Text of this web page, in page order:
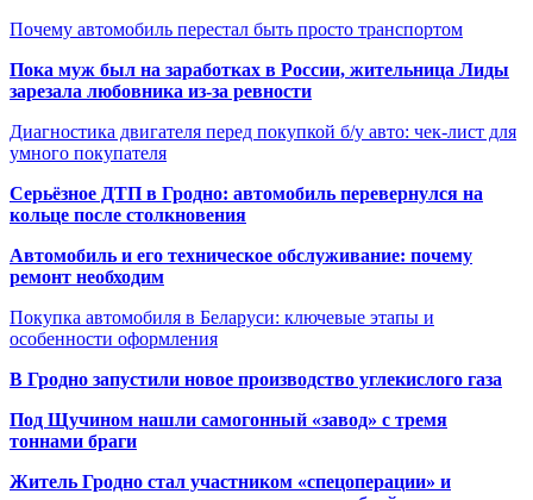
Почему автомобиль перестал быть просто транспортом
Пока муж был на заработках в России, жительница Лиды
зарезала любовника из-за ревности
Диагностика двигателя перед покупкой б/у авто: чек-лист для
умного покупателя
Серьёзное ДТП в Гродно: автомобиль перевернулся на
кольце после столкновения
Автомобиль и его техническое обслуживание: почему
ремонт необходим
Покупка автомобиля в Беларуси: ключевые этапы и
особенности оформления
В Гродно запустили новое производство углекислого газа
Под Щучином нашли самогонный «завод» с тремя
тоннами браги
Житель Гродно стал участником «спецоперации» и